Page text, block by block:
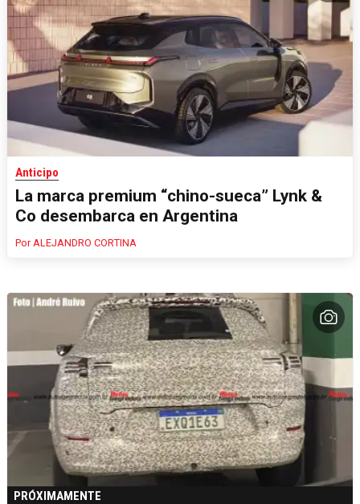
Anticipo
La marca premium “chino-sueca” Lynk &
Co desembarca en Argentina
ALEJANDRO CORTINA
PRÓXIMAMENTE